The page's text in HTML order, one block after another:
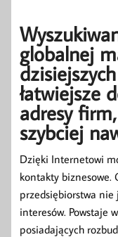
globalnej
łatwiejsze
adresy
szybciej
Dzięki Internetowi
kontakty biznesowe.
przedsiębiorstwa
interesów. Powstaje
posiadających